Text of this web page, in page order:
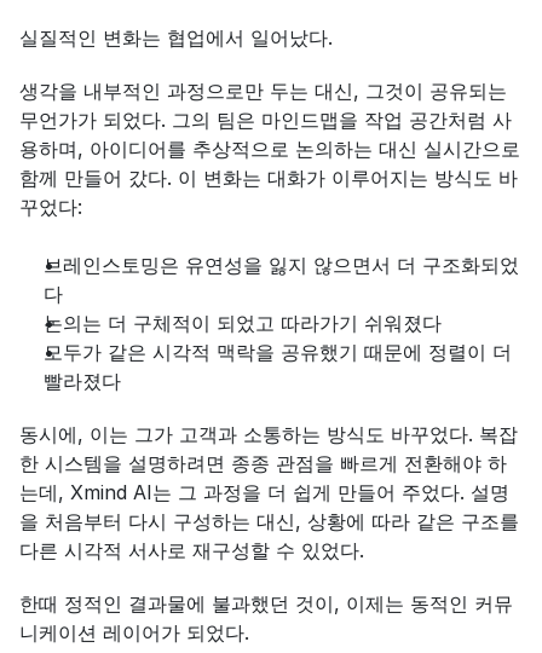
실질적인 변화는 협업에서 일어났다.
생각을 내부적인 과정으로만 두는 대신, 그것이 공유되는
무언가가 되었다. 그의 팀은 마인드맵을 작업 공간처럼 사
용하며, 아이디어를 추상적으로 논의하는 대신 실시간으로
함께 만들어 갔다. 이 변화는 대화가 이루어지는 방식도 바
꾸었다:
브레인스토밍은 유연성을 잃지 않으면서 더 구조화되었
다
논의는 더 구체적이 되었고 따라가기 쉬워졌다
모두가 같은 시각적 맥락을 공유했기 때문에 정렬이 더
빨라졌다
동시에, 이는 그가 고객과 소통하는 방식도 바꾸었다. 복잡
한 시스템을 설명하려면 종종 관점을 빠르게 전환해야 하
는데, Xmind AI는 그 과정을 더 쉽게 만들어 주었다. 설명
을 처음부터 다시 구성하는 대신, 상황에 따라 같은 구조를
다른 시각적 서사로 재구성할 수 있었다.
한때 정적인 결과물에 불과했던 것이, 이제는 동적인 커뮤
니케이션 레이어가 되었다.